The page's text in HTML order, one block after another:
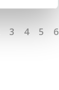
3 4 5 6